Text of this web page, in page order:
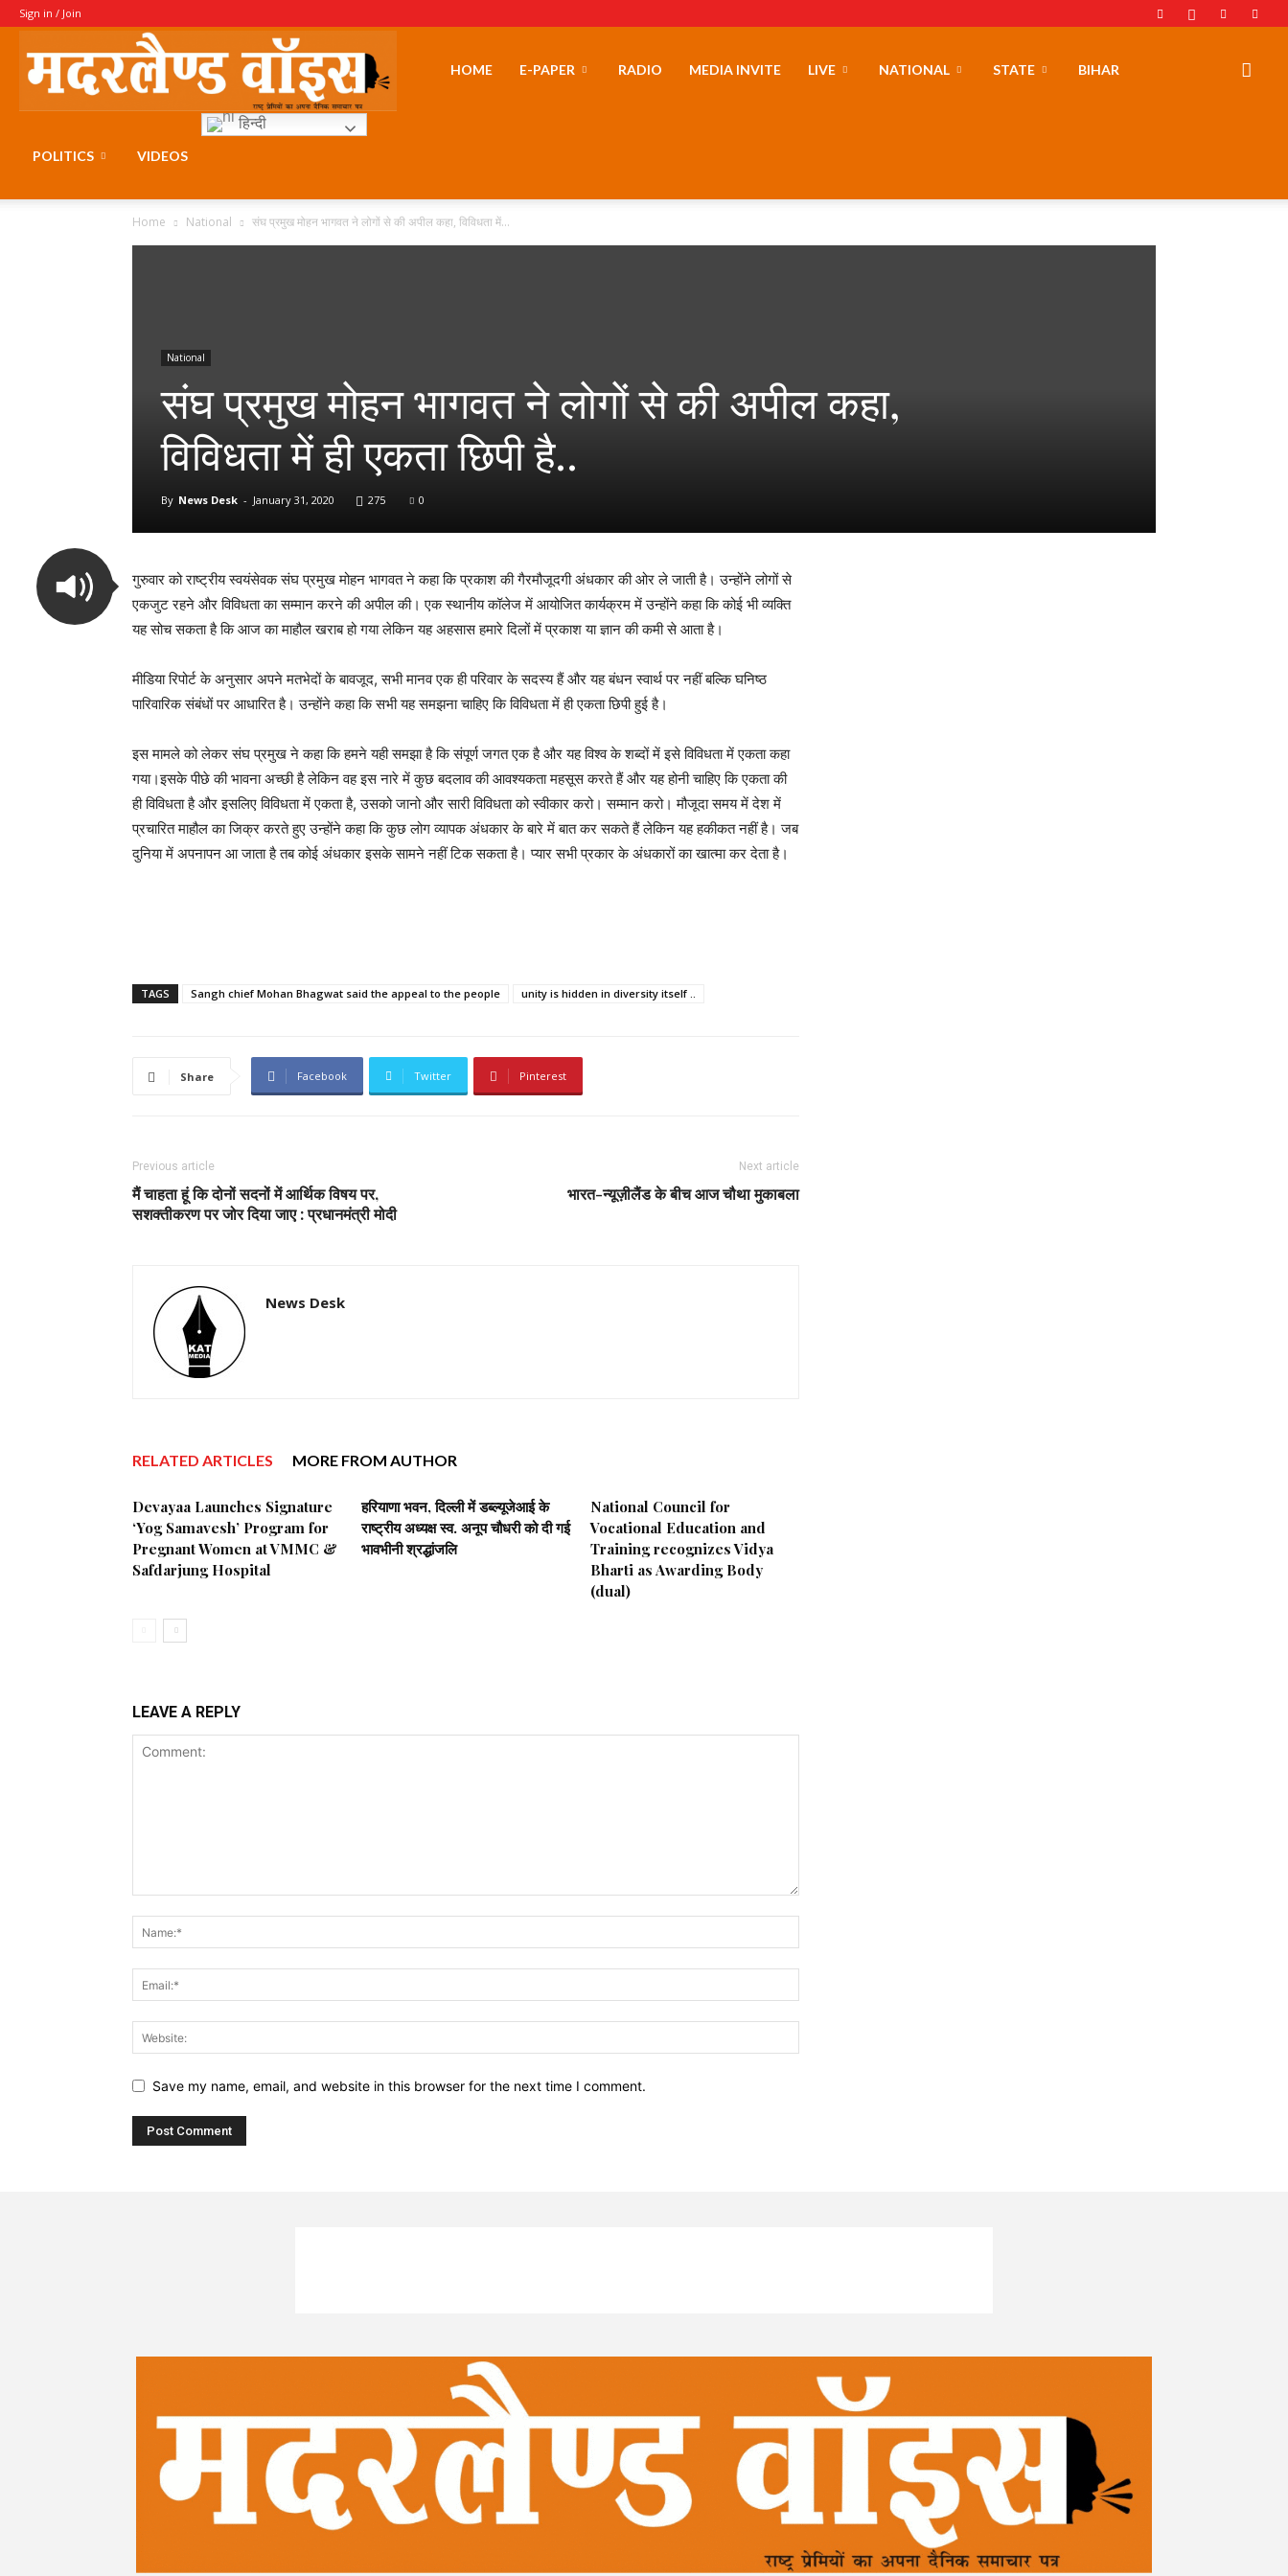
Sign in / Join
MotherLandHOME E-PAPER RADIO MEDIA INVITE LIVE NATIONAL STATE BIHAR
POLITICS VIDEOS
हिन्दी
Home National संघ प्रमुख मोहन भागवत ने लोगों से की अपील कहा, विविधता में...
National
संघ प्रमुख मोहन भागवत ने लोगों से की अपील कहा,
विविधता में ही एकता छिपी है..
By News Desk - January 31, 2020 275 0
गुरुवार को राष्ट्रीय स्वयंसेवक संघ प्रमुख मोहन भागवत ने कहा कि प्रकाश की गैरमौजूदगी अंधकार की ओर ले जाती है। उन्होंने लोगों से
एकजुट रहने और विविधता का सम्मान करने की अपील की। एक स्थानीय कॉलेज में आयोजित कार्यक्रम में उन्होंने कहा कि कोई भी व्यक्ति
यह सोच सकता है कि आज का माहौल खराब हो गया लेकिन यह अहसास हमारे दिलों में प्रकाश या ज्ञान की कमी से आता है।
मीडिया रिपोर्ट के अनुसार अपने मतभेदों के बावजूद, सभी मानव एक ही परिवार के सदस्य हैं और यह बंधन स्वार्थ पर नहीं बल्कि घनिष्ठ
पारिवारिक संबंधों पर आधारित है। उन्होंने कहा कि सभी यह समझना चाहिए कि विविधता में ही एकता छिपी हुई है।
इस मामले को लेकर संघ प्रमुख ने कहा कि हमने यही समझा है कि संपूर्ण जगत एक है और यह विश्व के शब्दों में इसे विविधता में एकता कहा
गया।इसके पीछे की भावना अच्छी है लेकिन वह इस नारे में कुछ बदलाव की आवश्यकता महसूस करते हैं और यह होनी चाहिए कि एकता की
ही विविधता है और इसलिए विविधता में एकता है, उसको जानो और सारी विविधता को स्वीकार करो। सम्मान करो। मौजूदा समय में देश में
प्रचारित माहौल का जिक्र करते हुए उन्होंने कहा कि कुछ लोग व्यापक अंधकार के बारे में बात कर सकते हैं लेकिन यह हकीकत नहीं है। जब
दुनिया में अपनापन आ जाता है तब कोई अंधकार इसके सामने नहीं टिक सकता है। प्यार सभी प्रकार के अंधकारों का खात्मा कर देता है।
TAGS Sangh chief Mohan Bhagwat said the appeal to the people unity is hidden in diversity itself ..
Share Facebook Twitter Pinterest
Previous article
मैं चाहता हूं कि दोनों सदनों में आर्थिक विषय पर,
सशक्तीकरण पर जोर दिया जाए : प्रधानमंत्री मोदी
Next article
भारत-न्यूज़ीलैंड के बीच आज चौथा मुकाबला
News Desk
RELATED ARTICLES MORE FROM AUTHOR
Devayaa Launches Signature
‘Yog Samavesh’ Program for
Pregnant Women at VMMC &
Safdarjung Hospital
हरियाणा भवन, दिल्ली में डब्ल्यूजेआई के
राष्ट्रीय अध्यक्ष स्व. अनूप चौधरी को दी गई
भावभीनी श्रद्धांजलि
National Council for
Vocational Education and
Training recognizes Vidya
Bharti as Awarding Body
(dual)
LEAVE A REPLY
Save my name, email, and website in this browser for the next time I comment.